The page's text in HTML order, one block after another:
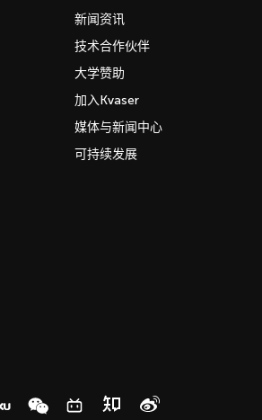
新闻资讯
技术合作伙伴
大学赞助
加入Kvaser
媒体与新闻中心
可持续发展